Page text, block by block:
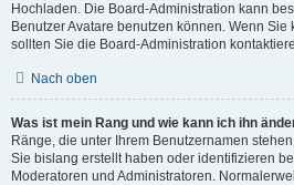
Hochladen. Die Board-Administration kann
Benutzer Avatare benutzen können. Wenn
sollten Sie die Board-Administration
Nach oben
Was ist mein Rang und wie kann ich ihn
Ränge, die unter Ihrem Benutzernamen
Sie bislang erstellt haben oder identifizieren
Moderatoren und Administratoren.